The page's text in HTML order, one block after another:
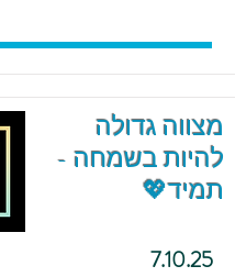
מצווה גדולה
להיות בשמחה -
תמיד💖
7.10.25